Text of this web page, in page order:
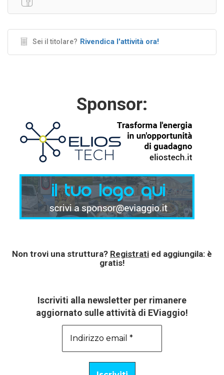
Sei il titolare? Rivendica l'attività ora!
Sponsor:
Non trovi una struttura? Registrati ed aggiungila: è
gratis!
Iscriviti alla newsletter per rimanere
aggiornato sulle attività di EViaggio!